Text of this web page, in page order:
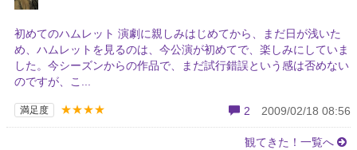
初めてのハムレット 演劇に親しみはじめてから、まだ日が浅いた
め、ハムレットを見るのは、今公演が初めてで、楽しみにしていま
した。今シーズンからの作品で、まだ試行錯誤という感は否めない
のですが、こ...
満足度 ★★★★ 2 2009/02/18 08:56
観てきた！一覧へ